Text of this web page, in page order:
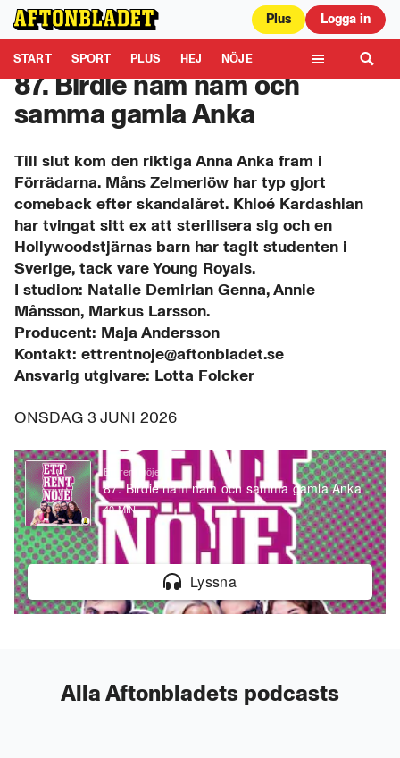
Plus Logga in
START SPORT PLUS HEJ NÖJE
TIPSA KULTUR LEDARE TV
Aftonbladet är en del av Schibsted Media. Schibsted News Media AB är
ansvarig för dina data på denna webbplats.Läs mer här
87. Birdie nam nam och
samma gamla Anka
Till slut kom den riktiga Anna Anka fram i
Förrädarna. Måns Zelmerlöw har typ gjort
comeback efter skandalåret. Khloé Kardashian
har tvingat sitt ex att sterilisera sig och en
Hollywoodstjärnas barn har tagit studenten i
Sverige, tack vare Young Royals.
I studion: Natalie Demirian Genna, Annie
Månsson, Markus Larsson.
Producent: Maja Andersson
Kontakt: ettrentnoje@aftonbladet.se
Ansvarig utgivare: Lotta Folcker
ONSDAG 3 JUNI 2026
87. Birdie nam nam och samma gamla Anka
Ett rent nöje
40 MIN
0
seconds
of
0
seconds
Alla Aftonbladets podcasts